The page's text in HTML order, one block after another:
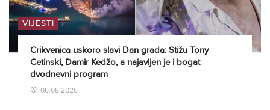
VIJESTI
Crikvenica uskoro slavi Dan grada: Stižu Tony
Cetinski, Damir Kedžo, a najavljen je i bogat
dvodnevni program
06.08.2026